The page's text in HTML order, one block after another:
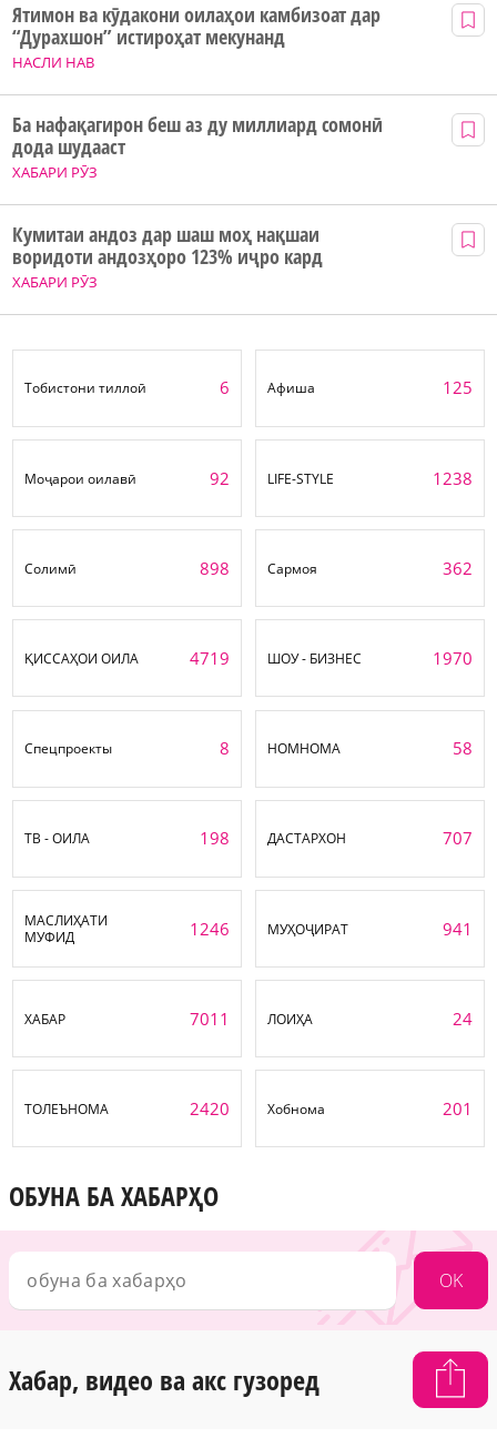
НАСЛИ НАВ
Ятимон ва кӯдакони оилаҳои камбизоат дар
“Дурахшон” истироҳат мекунанд
ХАБАРИ РӮЗ
Ба нафақагирон беш аз ду миллиард сомонӣ
дода шудааст
ХАБАРИ РӮЗ
Кумитаи андоз дар шаш моҳ нақшаи
воридоти андозҳоро 123% иҷро кард
Тобистони тиллоӣ 6 Афиша 125
Моҷарои оилавӣ 92 LIFE-STYLE 1238
Солимӣ 898 Сармоя 362
ҚИССАҲОИ ОИЛА 4719 ШОУ - БИЗНЕС 1970
Спецпроекты 8 НОМНОМА 58
ТВ - ОИЛА 198 ДАСТАРХОН 707
МАСЛИҲАТИ
МУФИД
1246 МУҲОҶИРАТ 941
ХАБАР 7011 ЛОИҲА 24
ТОЛЕЪНОМА 2420 Хобнома 201
ОБУНА БА ХАБАРҲО
OK
Хабар, видео ва акс гузоред